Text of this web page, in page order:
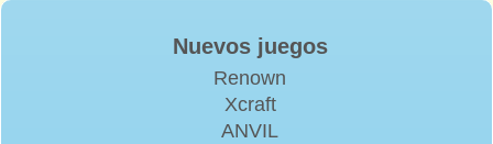
Nuevos juegos
Renown
Xcraft
ANVIL